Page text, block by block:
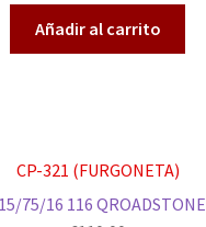
Añadir al carrito
CP-321 (FURGONETA)
75/16 116 QROADSTONE